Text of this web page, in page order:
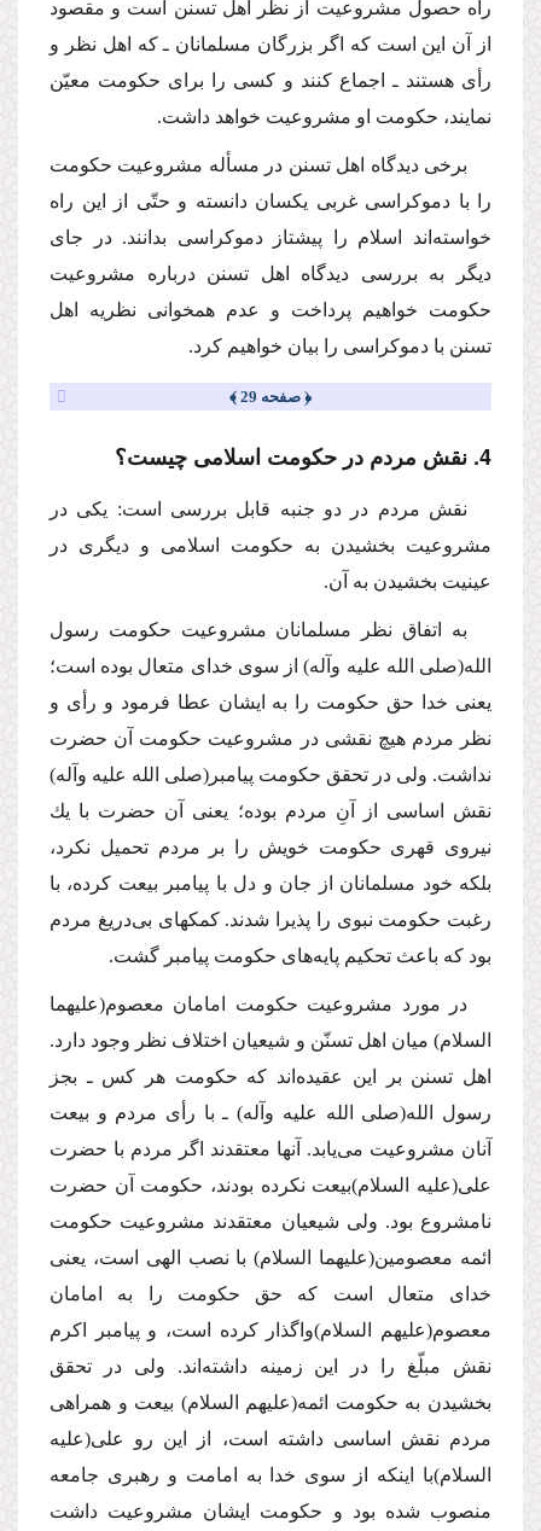
راه حصول مشروعیت از نظر اهل تسنن است و مقصود
از آن این است كه اگر بزرگان مسلمانان ـ كه اهل نظر و
رأى هستند ـ اجماع كنند و كسى را براى حكومت معیّن
نمایند، حكومت او مشروعیت خواهد داشت.
برخى دیدگاه اهل تسنن در مسأله مشروعیت حكومت
را با دموكراسى غربى یكسان دانسته و حتّى از این راه
خواسته‌اند اسلام را پیشتاز دموكراسى بدانند. در جاى
دیگر به بررسى دیدگاه اهل تسنن درباره مشروعیت
حكومت خواهیم پرداخت و عدم همخوانى نظریه اهل
تسنن با دموكراسى را بیان خواهیم كرد.
﴿ صفحه 29 ﴾
4. نقش مردم در حكومت اسلامى چیست؟
نقش مردم در دو جنبه قابل بررسى است: یكى در
مشروعیت بخشیدن به حكومت اسلامى و دیگرى در
عینیت بخشیدن به آن.
به اتفاق نظر مسلمانان مشروعیت حكومت رسول
الله(صلى الله علیه وآله)از سوى خداى متعال بوده است؛
یعنى خدا حق حكومت را به ایشان عطا فرمود و رأى و
نظر مردم هیچ نقشى در مشروعیت حكومت آن حضرت
نداشت. ولى در تحقق حكومت پیامبر (صلى الله علیه وآله)
نقش اساسى از آنِ مردم بوده؛ یعنى آن حضرت با یك
نیروى قهرى حكومت خویش را بر مردم تحمیل نكرد،
بلكه خود مسلمانان از جان و دل با پیامبر بیعت كرده، با
رغبت حكومت نبوى را پذیرا شدند. كمكهاى بى‌دریغ مردم
بود كه باعث تحكیم پایه‌هاى حكومت پیامبر گشت.
در مورد مشروعیت حكومت امامان معصوم(علیهما
السلام) میان اهل تسنّن و شیعیان اختلاف نظر وجود دارد.
اهل تسنن بر این عقیده‌اند كه حكومت هر كس ـ بجز
رسول الله(صلى الله علیه وآله)ـ با رأى مردم و بیعت
آنان مشروعیت مى‌یابد. آنها معتقدند اگر مردم با حضرت
على(علیه السلام)بیعت نكرده بودند، حكومت آن حضرت
نامشروع بود. ولى شیعیان معتقدند مشروعیت حكومت
ائمه معصومین(علیهما السلام)با نصب الهى است، یعنى
خداى متعال است كه حق حكومت را به امامان
معصوم(علیهم السلام)واگذار كرده است، و پیامبر اكرم
نقش مبلّغ را در این زمینه داشته‌اند. ولى در تحقق
بخشیدن به حكومت ائمه(علیهم السلام) بیعت و همراهى
مردم نقش اساسى داشته است، از این رو على(علیه
السلام)با اینكه از سوى خدا به امامت و رهبرى جامعه
منصوب شده بود و حكومت ایشان مشروعیت داشت